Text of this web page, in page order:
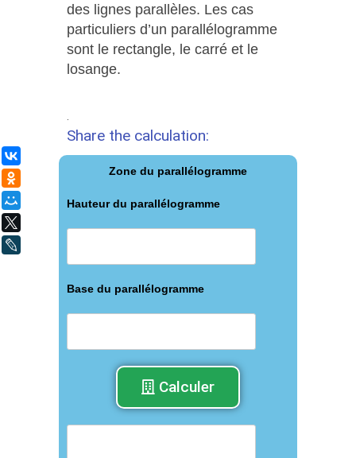
des lignes parallèles. Les cas
particuliers d’un parallélogramme
sont le rectangle, le carré et le
losange.
Share the calculation:
Zone du parallélogramme
Hauteur du parallélogramme
Base du parallélogramme
Calculer
ВКонтакте
Мой Мир